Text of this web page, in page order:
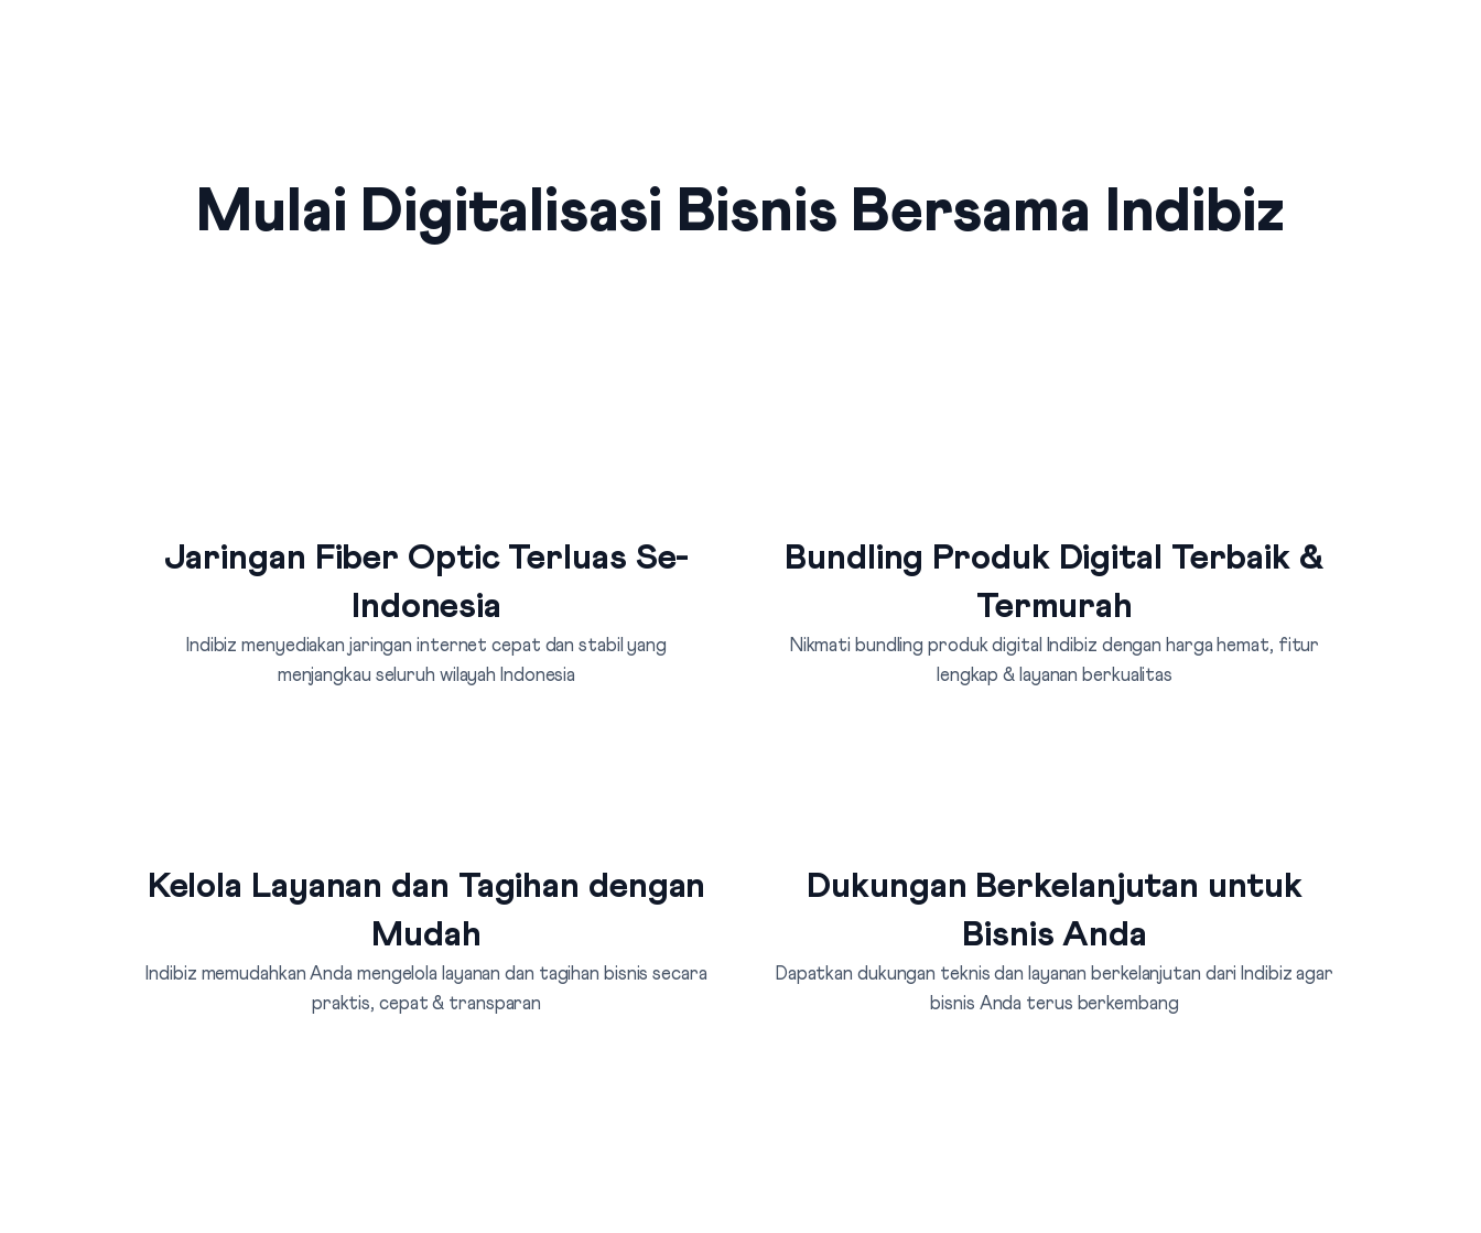
Mulai Digitalisasi Bisnis Bersama Indibiz
Jaringan Fiber Optic Terluas Se-
Indonesia
Indibiz menyediakan jaringan internet cepat dan stabil yang
menjangkau seluruh wilayah Indonesia
Bundling Produk Digital Terbaik &
Termurah
Nikmati bundling produk digital Indibiz dengan harga hemat, fitur
lengkap & layanan berkualitas
Kelola Layanan dan Tagihan dengan
Mudah
Indibiz memudahkan Anda mengelola layanan dan tagihan bisnis secara
praktis, cepat & transparan
Dukungan Berkelanjutan untuk
Bisnis Anda
Dapatkan dukungan teknis dan layanan berkelanjutan dari Indibiz agar
bisnis Anda terus berkembang